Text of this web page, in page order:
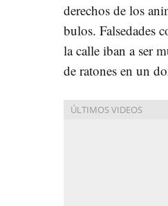
derechos de los
bulos. Falsedades
la calle iban a ser
de ratones en un